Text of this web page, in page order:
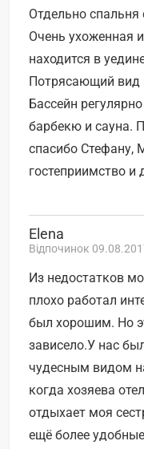
Отдельно
Очень ухоженная
находится в
Потрясающий вид
Бассейн
барбекю и сауна.
спасибо Стефану,
гостеприимство и
Elena
Відпочинок
Из недостатков
плохо работал
был хорошим. Но
зависело.У нас
чудесным видом
когда хозяева
отдыхает моя
ещё более